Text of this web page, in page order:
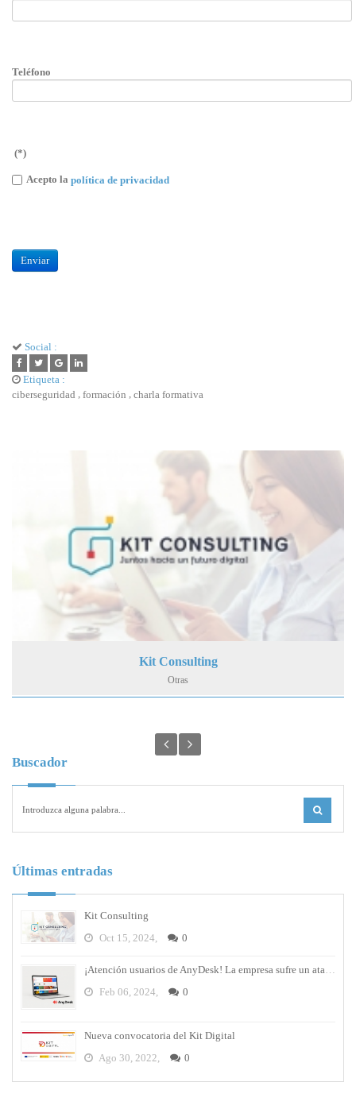
Teléfono
(*)
Acepto la política de privacidad
Enviar
Social :
Etiqueta :
ciberseguridad
formación charla formativa
Kit Consulting
Otras
Buscador
Últimas entradas
Kit Consulting
Oct 15, 2024,
0
¡Atención usuarios de AnyDesk! La empresa sufre un ataque cibernético y debes cambiar tus contraseñas
Feb 06, 2024,
0
Nueva convocatoria del Kit Digital
Ago 30, 2022,
0